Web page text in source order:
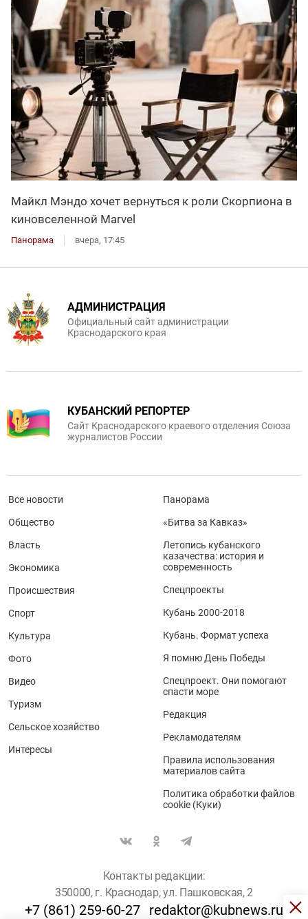
Майкл Мэндо хочет вернуться к роли Скорпиона в
киновселенной Marvel
Панорама вчера, 17:45
АДМИНИСТРАЦИЯ
Официальный сайт администрации
Краснодарского края
КУБАНСКИЙ РЕПОРТЕР
Сайт Краснодарского краевого отделения Союза
журналистов России
Все новости
Общество
Власть
Экономика
Происшествия
Спорт
Культура
Фото
Видео
Туризм
Сельское хозяйство
Интересы
Панорама
«Битва за Кавказ»
Летопись кубанского
казачества: история и
современность
Спецпроекты
Кубань 2000-2018
Кубань. Формат успеха
Я помню День Победы
Спецпроект. Они помогают
спасти море
Редакция
Рекламодателям
Правила использования
материалов сайта
Политика обработки файлов
cookie (Куки)
Контакты редакции:
350000, г. Краснодар, ул. Пашковская, 2
+7 (861) 259-60-27 redaktor@kubnews.ru